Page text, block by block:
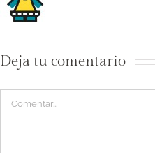
Deja tu comentario